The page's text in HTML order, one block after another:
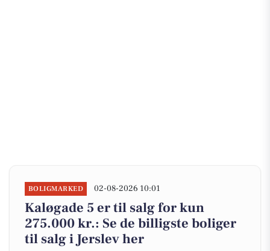
BOLIGMARKED 02-08-2026 10:01
Kaløgade 5 er til salg for kun
275.000 kr.: Se de billigste boliger
til salg i Jerslev her